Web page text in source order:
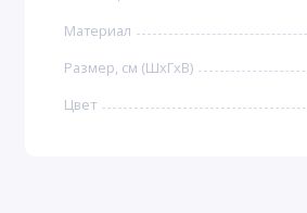
Материал
Размер, см (ШхГхВ)
Цвет